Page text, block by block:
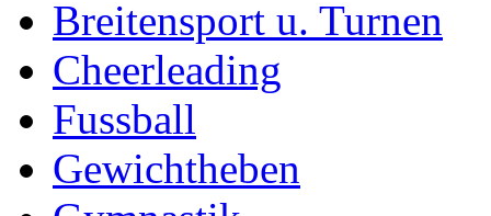
Breitensport u. Turnen
Cheerleading
Fussball
Gewichtheben